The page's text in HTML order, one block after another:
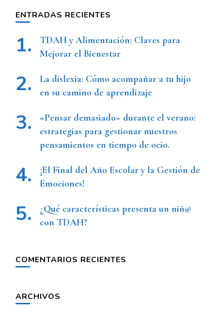
ENTRADAS RECIENTES
TDAH y Alimentación: Claves para
Mejorar el Bienestar
La dislexia: Cómo acompañar a tu hijo
en su camino de aprendizaje
«Pensar demasiado» durante el verano:
estrategias para gestionar nuestros
pensamientos en tiempo de ocio.
¡El Final del Año Escolar y la Gestión de
Emociones!
¿Qué características presenta un niñ@
con TDAH?
COMENTARIOS RECIENTES
ARCHIVOS